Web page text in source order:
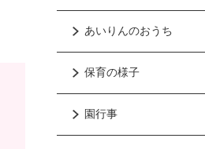
あいりんのおうち
保育の様子
園行事